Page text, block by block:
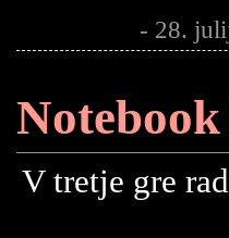
- 28.
V tretje gre